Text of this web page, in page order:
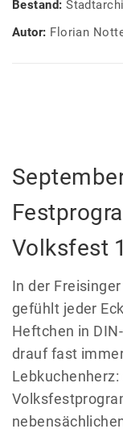
Bestand:
Autor: Florian
Volksfest
In der
gefühlt jeder
Heftchen in
drauf fast